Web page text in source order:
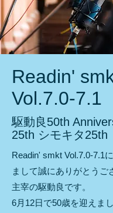
Readin'
Vol.7.0-7.1
駆動良50th
25th シモキタ25th
Readin' smkt Vol.7.0-7.1
まして誠にありがとうご
主宰の駆動良です。
6月12日で50歳を迎えまし